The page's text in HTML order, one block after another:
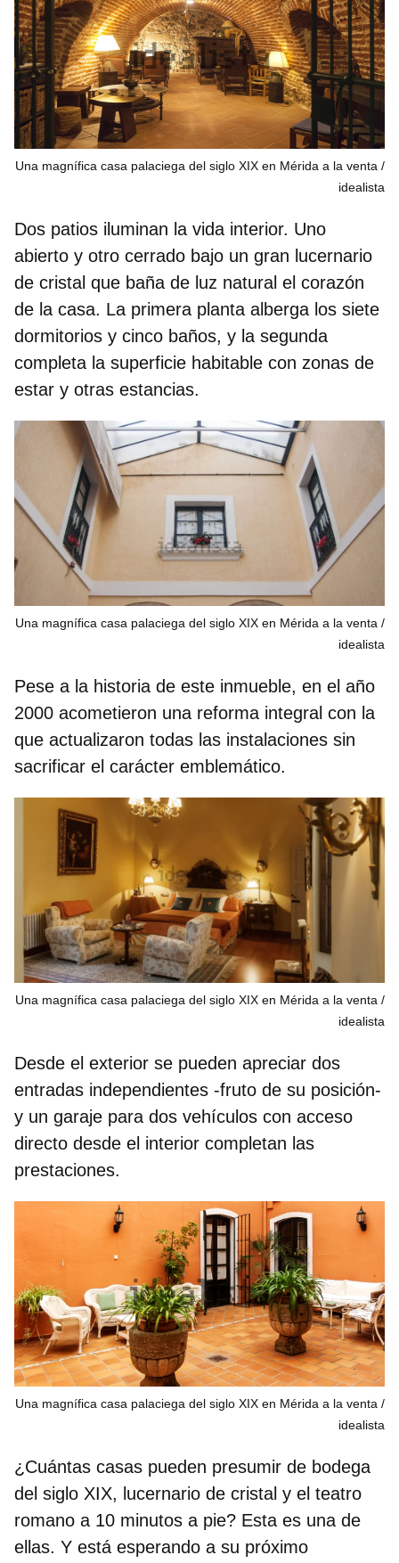
Una magnífica casa palaciega del siglo XIX en Mérida a la venta
idealista
Dos patios iluminan la vida interior. Uno
abierto y otro cerrado bajo un gran lucernario
de cristal que baña de luz natural el corazón
de la casa. La primera planta alberga los siete
dormitorios y cinco baños, y la segunda
completa la superficie habitable con zonas de
estar y otras estancias.
Una magnífica casa palaciega del siglo XIX en Mérida a la venta
idealista
Pese a la historia de este inmueble, en el año
2000 acometieron una reforma integral con la
que actualizaron todas las instalaciones sin
sacrificar el carácter emblemático.
Una magnífica casa palaciega del siglo XIX en Mérida a la venta
idealista
Desde el exterior se pueden apreciar dos
entradas independientes -fruto de su posición-
y un garaje para dos vehículos con acceso
directo desde el interior completan las
prestaciones.
Una magnífica casa palaciega del siglo XIX en Mérida a la venta
idealista
¿Cuántas casas pueden presumir de bodega
del siglo XIX, lucernario de cristal y el teatro
romano a 10 minutos a pie? Esta es una de
ellas. Y está esperando a su próximo